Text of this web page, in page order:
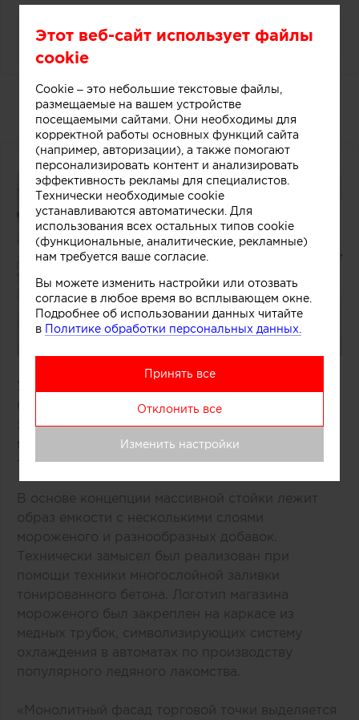
Дизайнерский прилавок в
магазине мороженого
Удачное решение предложили специалисты
бюро One Design Office и Studio Twocan,
занимавшиеся дизайном небольшого магазина
мороженого, расположенного в одном из
торговых центров Мельбурна (Австралия).
В основе концепции массивной стойки лежит
образ емкости с несколькими слоями
мороженого и разнообразных добавок.
Технически замысел был реализован при
помощи техники многослойной заливки
тонированного бетона. Логотип магазина
мороженого был закреплен на каркасе из
медных трубок, символизирующих систему
охлаждения в автоматах по производству
популярного ледяного лакомства.
«Монолитный фасад торговой точки выделяется
Этот веб-сайт использует файлы
cookie
Cookie – это небольшие текстовые файлы,
размещаемые на вашем устройстве
посещаемыми сайтами. Они необходимы для
корректной работы основных функций сайта
(например, авторизации), а также помогают
персонализировать контент и анализировать
эффективность рекламы для специалистов.
Технически необходимые cookie
устанавливаются автоматически. Для
использования всех остальных типов cookie
(функциональные, аналитические, рекламные)
нам требуется ваше согласие.
Вы можете изменить настройки или отозвать
согласие в любое время во всплывающем окне.
Подробнее об использовании данных читайте
в Политике обработки персональных данных.
Принять все
Отклонить все
Изменить настройки